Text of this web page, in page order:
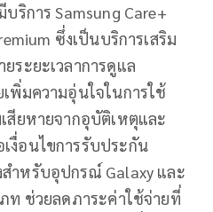
ริการ Samsung Care+
ซึ่งเป็นบริการเสริม
ระยะเวลาการดูแล
พิ่มความอุ่นใจในการใช้
สียหายจากอุบัติเหตุและ
งื่อนไขการรับประกัน
ำหรับอุปกรณ์ Galaxy และ
ท ช่วยลดภาระค่าใช้จ่ายที่